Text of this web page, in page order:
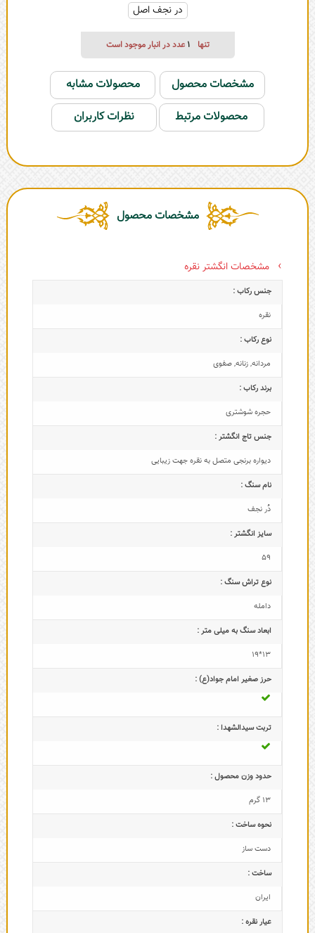
در نجف اصل
تنها 1 عدد در انبار موجود است
مشخصات محصول
محصولات مشابه
محصولات مرتبط
نظرات کاربران
مشخصات محصول
مشخصات انگشتر نقره
جنس رکاب :
نقره
نوع رکاب :
مردانه,زنانه,صفوی
برند رکاب :
حجره شوشتری
جنس تاج انگشتر :
دیواره برنجی متصل به نقره جهت زیبایی
نام سنگ :
دُر نجف
سایز انگشتر :
59
نوع تراش سنگ :
دامله
ابعاد سنگ به میلی متر :
13*19
حرز صغیر امام جواد(ع) :
تربت سیدالشهدا :
حدود وزن محصول :
13 گرم
نحوه ساخت :
دست ساز
ساخت :
ایران
عیار نقره :